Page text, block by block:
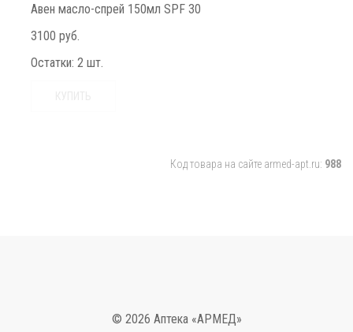
Авен масло-спрей 150мл SPF 30
3100 руб.
Остатки: 2 шт.
Код товара на сайте armed-apt.ru: 988
© 2026 Аптека «АРМЕД»